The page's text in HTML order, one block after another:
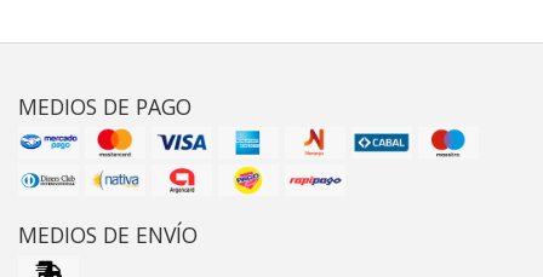
MEDIOS DE PAGO
MEDIOS DE ENVÍO